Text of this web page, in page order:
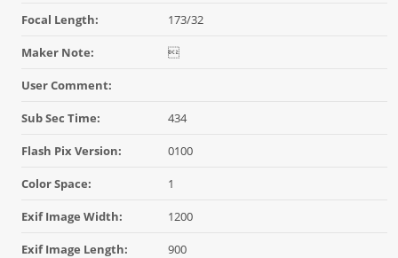
Focal Length: 173/32
Maker Note: 
User Comment:
Sub Sec Time: 434
Flash Pix Version: 0100
Color Space: 1
Exif Image Width: 1200
Exif Image Length: 900